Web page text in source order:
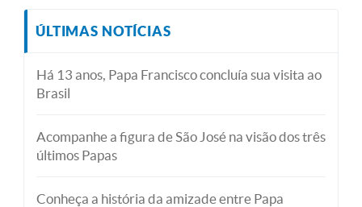
ÚLTIMAS NOTÍCIAS
Há 13 anos, Papa Francisco concluía sua visita ao
Brasil
Acompanhe a figura de São José na visão dos três
últimos Papas
Conheça a história da amizade entre Papa